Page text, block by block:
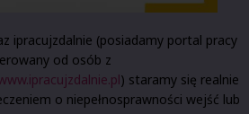
ipracujzdalnie (posiadamy portal pracy
od osób z
) staramy się realnie
o niepełnosprawności wejść lub